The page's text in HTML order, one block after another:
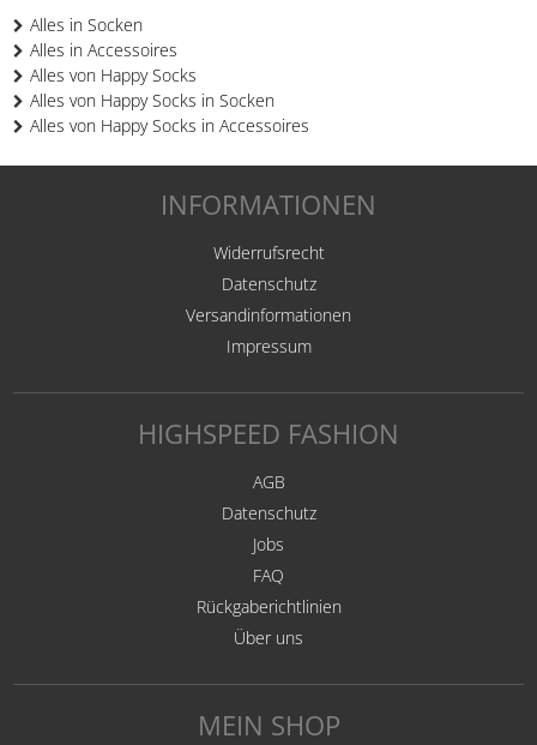
Alles in Socken
Alles in Accessoires
Alles von Happy Socks
Alles von Happy Socks in Socken
Alles von Happy Socks in Accessoires
INFORMATIONEN
Widerrufsrecht
Datenschutz
Versandinformationen
Impressum
HIGHSPEED FASHION
AGB
Datenschutz
Jobs
FAQ
Rückgaberichtlinien
Über uns
MEIN SHOP